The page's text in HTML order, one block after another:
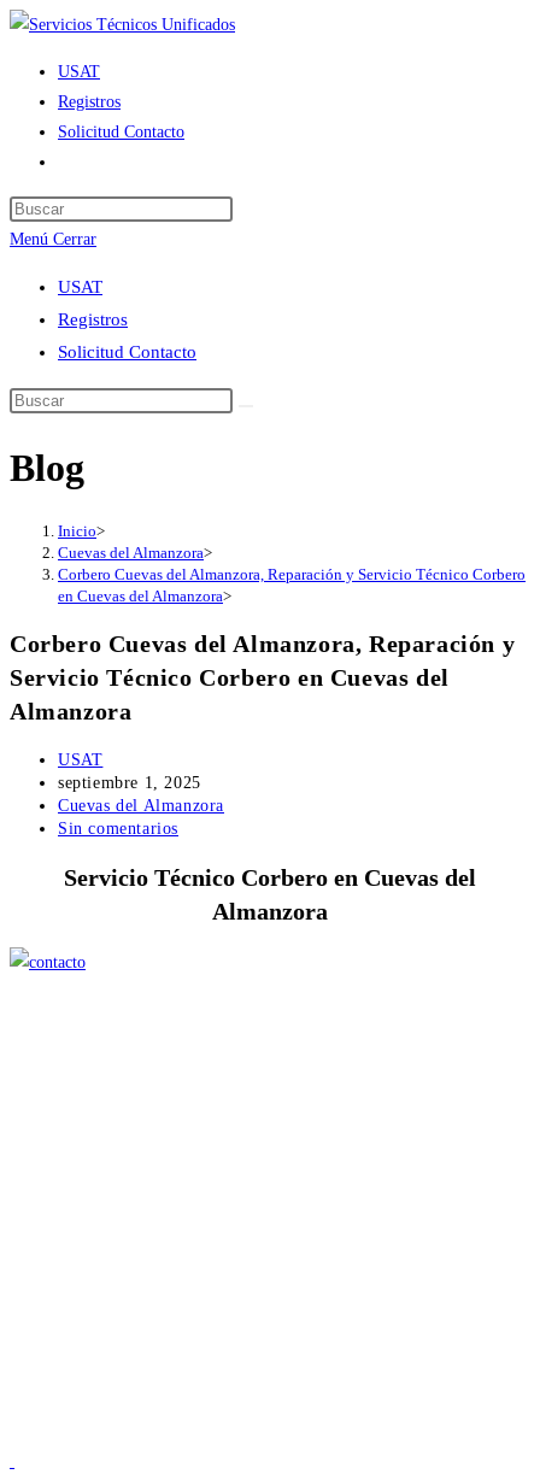
Ir
contenido
USAT
Registros
Solicitud Contacto
de
la
web
Menú Cerrar
USAT
Registros
Solicitud Contacto
Blog
Inicio>
Cuevas del Almanzora>
Corbero Cuevas del Almanzora, Reparación y Servicio Técnico Corbero
en Cuevas del Almanzora>
Corbero Cuevas del Almanzora, Reparación y
Servicio Técnico Corbero en Cuevas del
Almanzora
Autor
de
la
entrada:
USAT
Publicación
de
la
septiembre 1, 2025
Categoría
de
entrada:
Cuevas del Almanzora
Comentarios
la
Sin comentarios
Servicio Técnico Corbero en Cuevas del
Almanzora